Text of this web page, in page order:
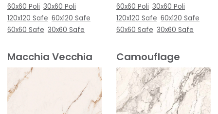
60x60 Poli 30x60 Poli
120x120 Safe 60x120 Safe
60x60 Safe 30x60 Safe
60x60 Poli 30x60 Poli
120x120 Safe 60x120 Safe
60x60 Safe 30x60 Safe
Macchia Vecchia Camouflage